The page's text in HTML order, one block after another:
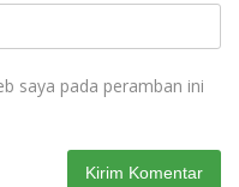
saya pada peramban ini